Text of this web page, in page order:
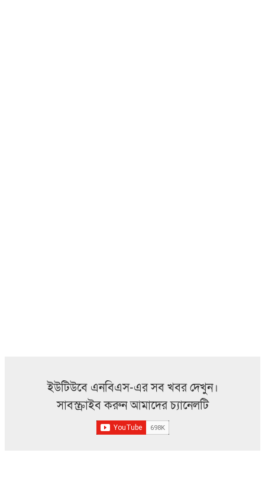
ইউটিউবে এনবিএস-এর সব খবর দেখুন।
সাবস্ক্রাইব করুন আমাদের চ্যানেলটি